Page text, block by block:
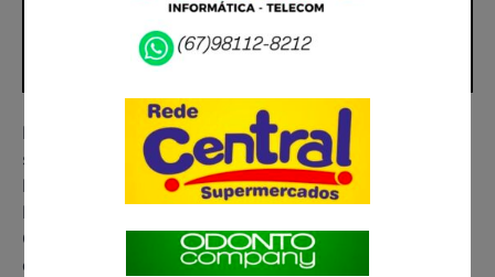
Faleceu hoje 27.06.2026 aos 87 anos de idade o
senhor Jovelino Martins conhecido como Jovi
Pedreiro, esposo da Cida, pai da Leo, Gisa e da
Rose.
O corpo será velado na Casa de Velório Pax-Vida do
centro sala 01 à partir das 20:00 horas